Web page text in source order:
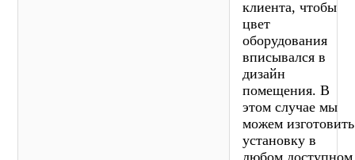
клиента, чтобы
цвет
оборудования
вписывался в
дизайн
помещения. В
этом случае мы
можем изготовить
установку в